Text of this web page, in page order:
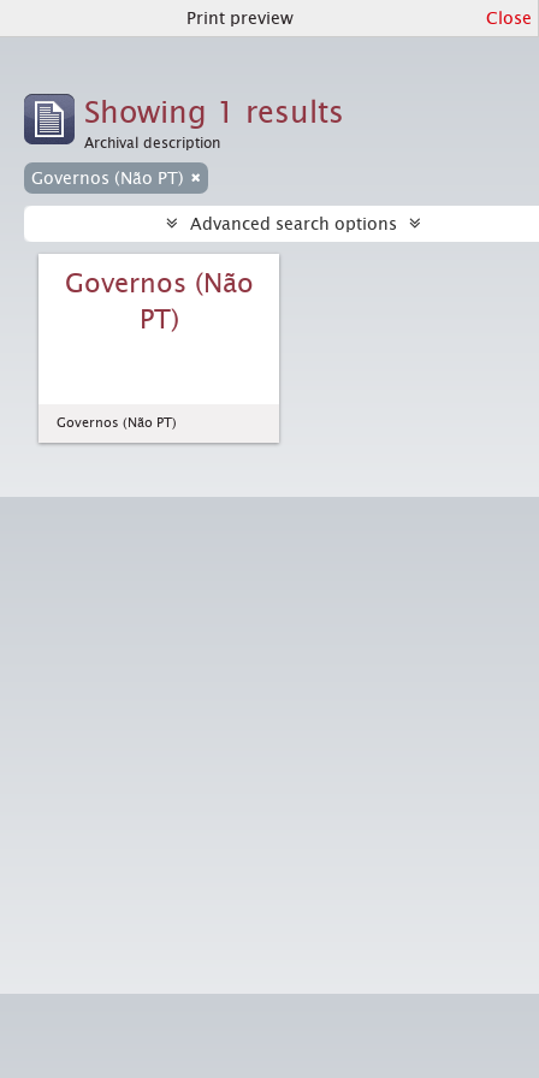
Print preview Close
Showing 1 results
Archival description
Governos (Não PT)
Advanced search options
Governos (Não
PT)
Governos (Não PT)